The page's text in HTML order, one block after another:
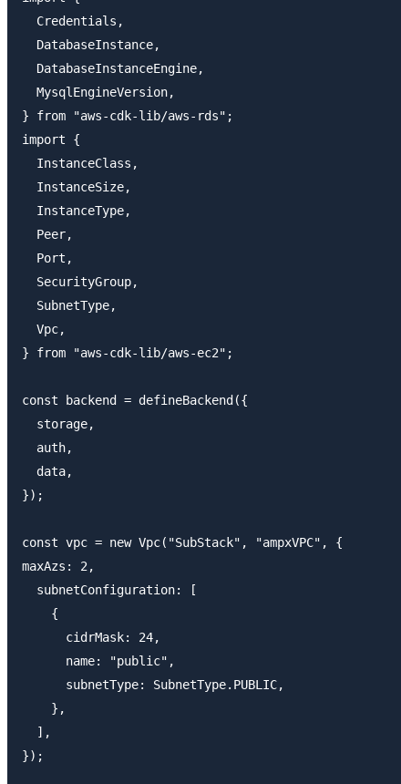
  Credentials,
  DatabaseInstance,
  DatabaseInstanceEngine,
  MysqlEngineVersion,
} from "aws-cdk-lib/aws-rds";
import {
  InstanceClass,
  InstanceSize,
  InstanceType,
  Peer,
  Port,
  SecurityGroup,
  SubnetType,
  Vpc,
} from "aws-cdk-lib/aws-ec2";
const backend = defineBackend({
  storage,
  auth,
  data,
});
const vpc = new Vpc("SubStack", "ampxVPC", {
maxAzs: 2,
  subnetConfiguration: [
    {
      cidrMask: 24,
      name: "public",
      subnetType: SubnetType.PUBLIC,
    },
  ],
});